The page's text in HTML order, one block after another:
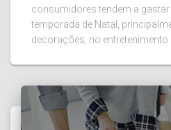
consumidores tendem a
temporada de Natal,
decorações, no entretenimento